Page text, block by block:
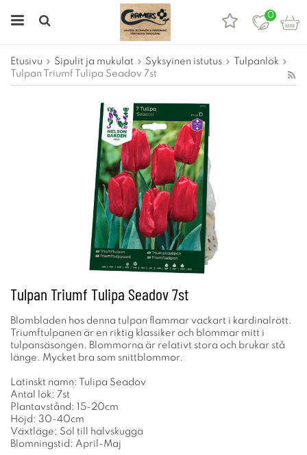
0
Etusivu Sipulit ja mukulat Syksyinen istutus
Tulpanlök
Tulpan Triumf Tulipa Seadov 7st
Tulpan Triumf Tulipa Seadov 7st
Blombladen hos denna tulpan flammar vackart i kardinalrött.
Triumftulpanen är en riktig klassiker och blommar mitt i
tulpansäsongen. Blommorna är relativt stora och brukar stå
länge. Mycket bra som snittblommor.
Latinskt namn: Tulipa Seadov
Antal lök: 7st
Plantavstånd: 15-20cm
Höjd: 30-40cm
Växtläge: Sol till halvskugga
Blomningstid: April-Maj